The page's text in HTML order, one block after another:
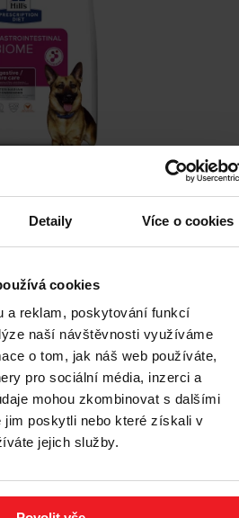
Detaily Více o cookies
cookies
a reklam, poskytování funkcí
naší návštěvnosti využíváme
o tom, jak náš web používáte,
pro sociální média, inzerci a
mohou zkombinovat s dalšími
jim poskytli nebo které získali v
jejich služby.
Gastrointestinal Biome s
pro psy – 10 kg
Přidat do košíku